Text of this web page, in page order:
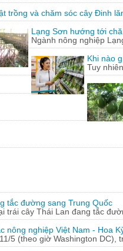
trồng và chăm sóc cây Đinh
Lạng Sơn hướng tới
Ngành nông nghiệp
Khi nào
Tuy
tắc đường sang Trung Quốc
trái cây Thái Lan đang tắc
nông nghiệp Việt Nam - Hoa
5 (theo giờ Washington DC),